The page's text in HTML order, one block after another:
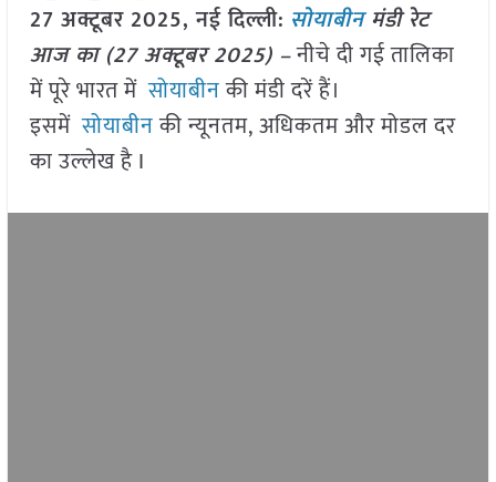
27 अक्टूबर 2025, नई दिल्ली: सोयाबीनमंडी रेट
आज का (27 अक्टूबर 2025) –नीचे दी गई तालिका
में पूरे भारत में सोयाबीनकी मंडी दरें हैं।
इसमें सोयाबीनकी न्यूनतम, अधिकतम और मोडल दर
का उल्लेख है I